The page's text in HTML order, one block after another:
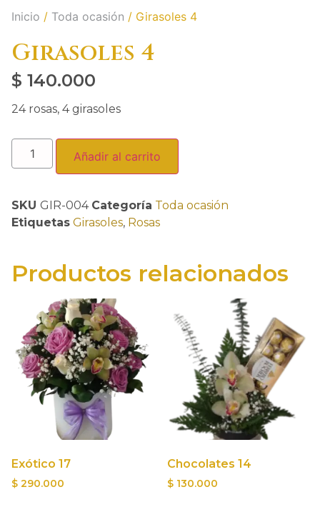
Inicio / Toda ocasión / Girasoles 4
Girasoles 4
$ 140.000
24 rosas, 4 girasoles
Añadir al carrito
SKU GIR-004 Categoría Toda ocasión
Etiquetas Girasoles, Rosas
Productos relacionados
Exótico 17
$ 290.000
Chocolates 14
$ 130.000